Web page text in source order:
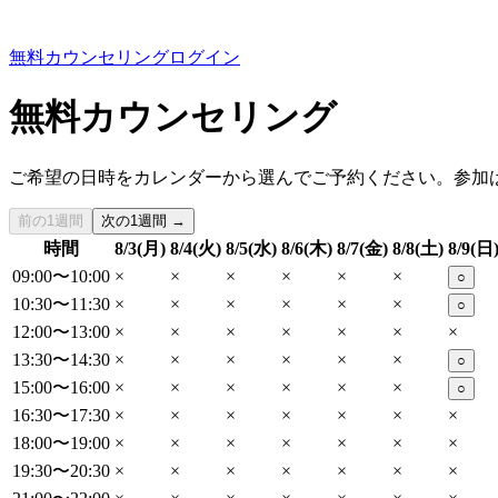
無料カウンセリングログイン
無料カウンセリング
ご希望の日時をカレンダーから選んでご予約ください。参加
前の1週間 次の1週間 →
時間 8/3(月) 8/4(火) 8/5(水) 8/6(木) 8/7(金) 8/8(土) 8/9(日)
09:00〜10:00 × × × × × × ○
10:30〜11:30 × × × × × × ○
12:00〜13:00 × × × × × ×
×
13:30〜14:30 × × × × × × ○
15:00〜16:00 × × × × × × ○
16:30〜17:30 × × × × × ×
×
18:00〜19:00 × × × × × ×
×
19:30〜20:30 × × × × × ×
×